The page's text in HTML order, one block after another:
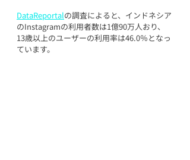
DataReportalの調査によると、インドネシア
のInstagramの利用者数は1億90万人おり、
13歳以上のユーザーの利用率は46.0％となっ
ています。